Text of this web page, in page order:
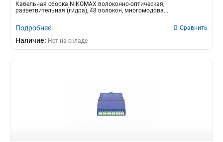
Кабельная сборка NIKOMAX волоконно-оптическая,
разветвительная (гидра), 48 волокон, многомодова...
Подробнее Сравнить
Наличие: Нет на складе